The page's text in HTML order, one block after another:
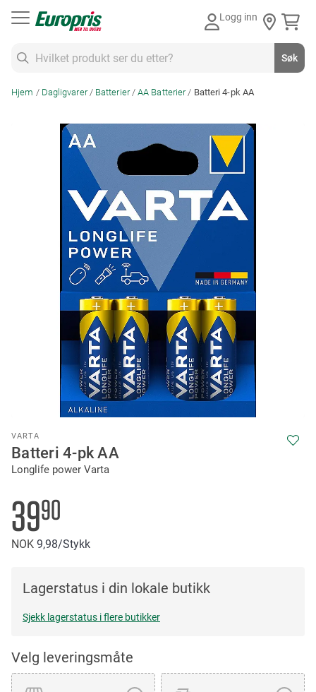
Logg inn
Søk
Hjem Dagligvarer Batterier AA Batterier Batteri 4-pk AA
VARTA
Batteri 4-pk AA
Longlife power Varta
3990
NOK 9 98/Stykk
Lagerstatus i din lokale butikk
Sjekk lagerstatus i flere butikker
Velg leveringsmåte
to
the
beginning
the
images
gallery